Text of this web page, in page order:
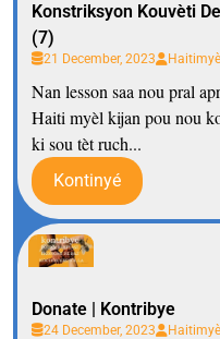
Konstriksyon Kouvèti
(7)
21 December, 2023 Haitimyèl
Nan lesson saa nou pral
Haiti myèl kijan pou nou
ki sou tèt ruch...
Kontinyé
Donate | Kontribye
24 December, 2023 Haitimyèl